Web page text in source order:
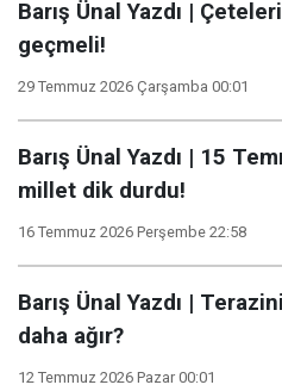
Barış Ünal Yazdı |
geçmeli!
29 Temmuz 2026 Çarşamba 00:01
Barış Ünal Yazdı | 15
millet dik durdu!
16 Temmuz 2026 Perşembe 22:58
Barış Ünal Yazdı |
daha ağır?
12 Temmuz 2026 Pazar 00:01